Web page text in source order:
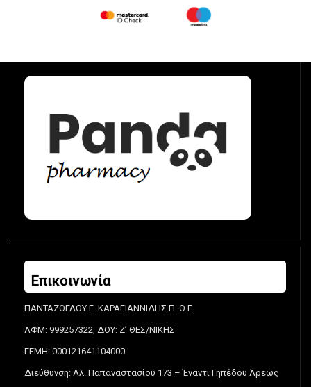
Επικοινωνία
ΠΑΝΤΑΖΟΓΛΟΥ Γ. ΚΑΡΑΓΙΑΝΝΙΔΗΣ Π. Ο.Ε.
ΑΦΜ: 999257322, ΔΟΥ: Ζ’ ΘΕΣ/ΝΙΚΗΣ
ΓΕΜΗ: 000121641104000
Διεύθυνση: Αλ. Παπαναστασίου 173 – Έναντι Γηπέδου Άρεως